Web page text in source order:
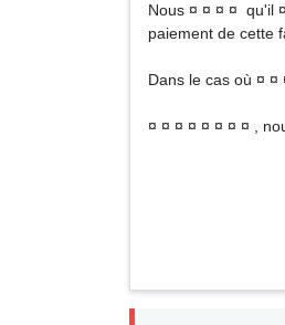
Nous ¤ ¤ ¤ ¤ qu'il
paiement de cette
Dans le cas où ¤
¤ ¤ ¤ ¤ ¤ ¤ ¤ ¤ ,